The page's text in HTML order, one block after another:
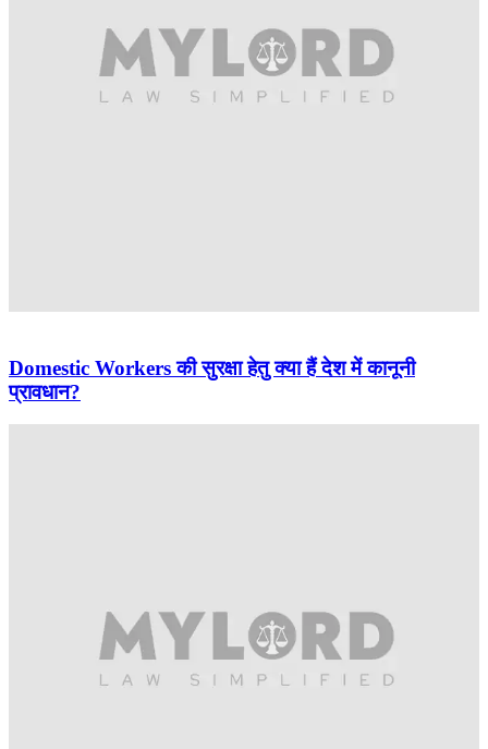
Domestic Workers की सुरक्षा हेतु क्या हैं देश में कानूनी
प्रावधान?